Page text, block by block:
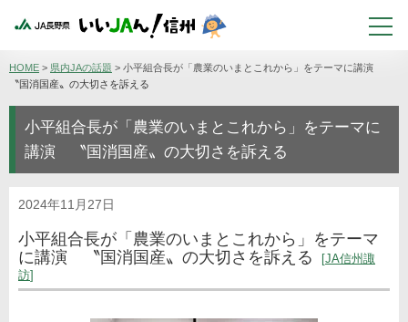
HOME > 県内JAの話題 > 小平組合長が「農業のいまとこれから」をテーマに講演
〝国消国産〟の大切さを訴える
小平組合長が「農業のいまとこれから」をテーマに
講演 〝国消国産〟の大切さを訴える
2024年11月27日
小平組合長が「農業のいまとこれから」をテーマ
に講演 〝国消国産〟の大切さを訴える
JA信州諏
訪